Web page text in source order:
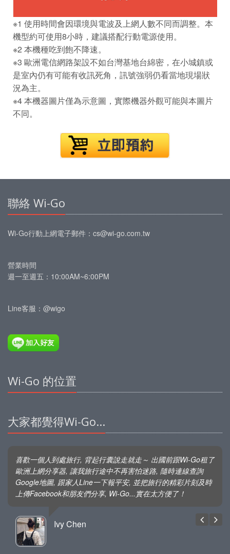
※1 使用時間會因環境與電波及上網人數不同而調整。本
機型約可使用8小時，建議搭配行動電源使用。
※2 本機種吃到飽不降速。
※3 歐洲電信網路架設不如台灣基地台綿密，在小城鎮或
是室內仍有可能有收訊死角，訊號強弱仍看當地現場狀
況為主。
※4 本機器圖片僅為示意圖，實際機器外觀可能與本圖片
不同。
聯絡 Wi-Go
Wi-Go行動上網電子郵件： cs@wi-go.com.tw
營業時間
週一至週五：10:00AM~6:00PM
Line客服：@wigo
Wi-Go 的位置
大家都覺得Wi-Go...
喜歡一個人到處旅行, 背起行囊說走就走～ 出國前跟Wi-Go租了
歐洲上網分享器, 讓我旅行途中不再害怕迷路, 隨時連線查詢
Google地圖, 跟家人Line一下報平安, 並把旅行的精彩片刻及時
上傳Facebook和朋友們分享, Wi-Go...實在太方便了！
Ivy Chen